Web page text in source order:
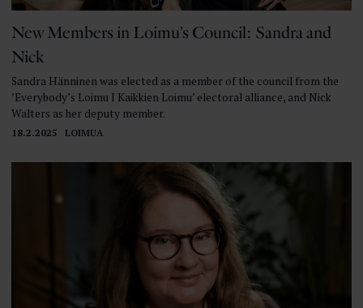
18.2.2025 LOIMUA
New Members in Loimu’s Council: Sandra and
Nick
Sandra Hänninen was elected as a member of the council from the
’Everybody’s Loimu I Kaikkien Loimu’ electoral alliance, and Nick
Walters as her deputy member.